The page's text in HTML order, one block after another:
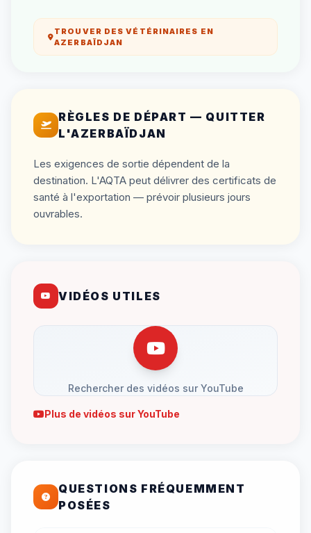
TROUVER DES VÉTÉRINAIRES EN
AZERBAÏDJAN
RÈGLES DE DÉPART — QUITTER
L'AZERBAÏDJAN
Les exigences de sortie dépendent de la
destination. L'AQTA peut délivrer des certificats de
santé à l'exportation — prévoir plusieurs jours
ouvrables.
VIDÉOS UTILES
Rechercher des vidéos sur YouTube
Plus de vidéos sur YouTube
QUESTIONS FRÉQUEMMENT
POSÉES